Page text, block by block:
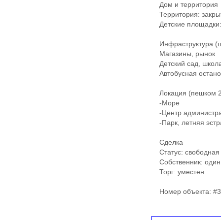
Дом и территория
Территория:
Детские
Инфраструктура
Магазины, рынок
Детский сад,
Автобусная
Локация (пешком
-Море
-Центр
-Парк, летняя
Сделка
Статус:
Собственник: один
Торг: уместен
Номер объекта: